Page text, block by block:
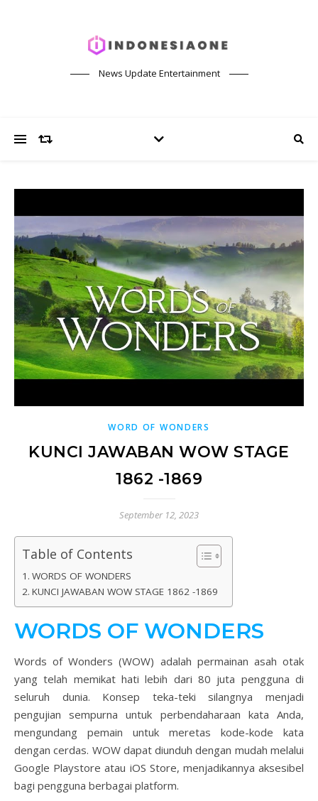
News Update Entertainment
WORD OF WONDERS
KUNCI JAWABAN WOW STAGE
1862 -1869
September 12, 2023
Table of Contents
WORDS OF WONDERS
KUNCI JAWABAN WOW STAGE 1862 -1869
WORDS OF WONDERS
Words of Wonders (WOW) adalah permainan asah otak
yang telah memikat hati lebih dari 80 juta pengguna di
seluruh dunia. Konsep teka-teki silangnya menjadi
pengujian sempurna untuk perbendaharaan kata Anda,
mengundang pemain untuk meretas kode-kode kata
dengan cerdas. WOW dapat diunduh dengan mudah melalui
Google Playstore atau iOS Store, menjadikannya aksesibel
bagi pengguna berbagai platform.